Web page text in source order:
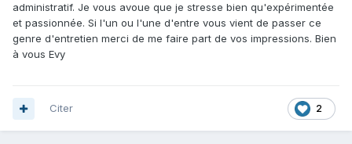
administratif. Je vous avoue que je stresse bien qu'expérimentée
et passionnée. Si l'un ou l'une d'entre vous vient de passer ce
genre d'entretien merci de me faire part de vos impressions. Bien
à vous Evy
2
Citer